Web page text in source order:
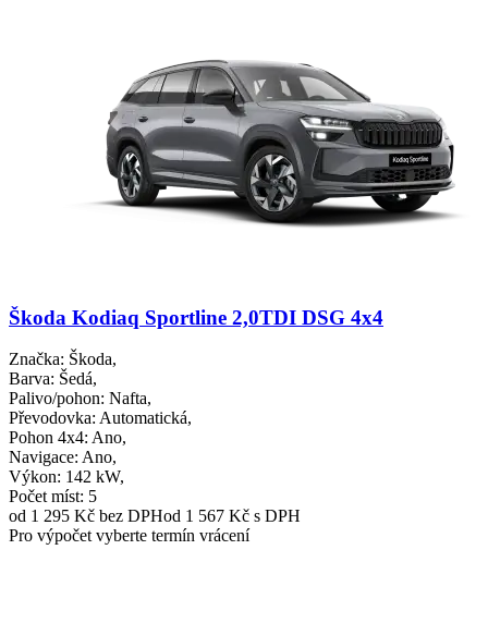
Škoda Kodiaq Sportline 2,0TDI DSG 4x4
Značka: Škoda,
Barva: Šedá,
Palivo/pohon: Nafta,
Převodovka: Automatická,
Pohon 4x4: Ano,
Navigace: Ano,
Výkon: 142 kW,
Počet míst: 5
od 1 295 Kč bez DPHod 1 567 Kč s DPH
Pro výpočet vyberte termín vrácení